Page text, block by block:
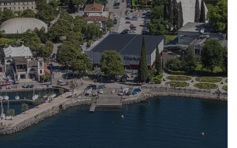
Un'azienda
vocata agli
eventi, in un
luogo unico al